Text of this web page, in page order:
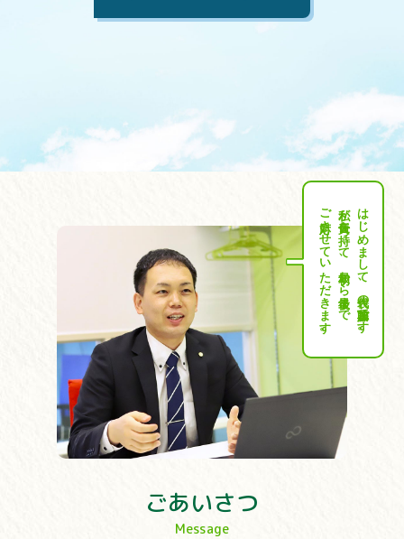
はじめまして、代表の加藤聡です。
私が責任を持って、最初から最後まで
ご対応させていただきます。
ごあいさつ
Message